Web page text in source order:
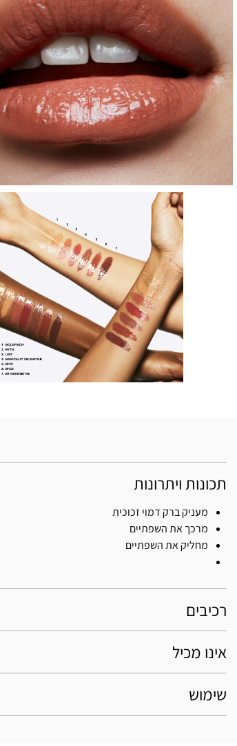
תכונות ויתרונות
מעניק ברק דמוי זכוכית
מרכך את השפתיים
מחליק את השפתיים
רכיבים
אינו מכיל
שימוש